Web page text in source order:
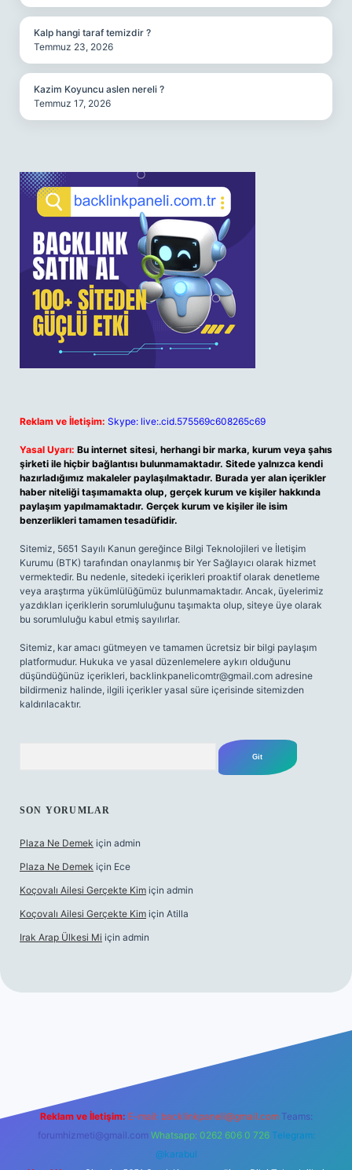
Kalp hangi taraf temizdir ?
Temmuz 23, 2026
Kazim Koyuncu aslen nereli ?
Temmuz 17, 2026
Reklam ve İletişim: Skype: live:.cid.575569c608265c69
Yasal Uyarı: Bu internet sitesi, herhangi bir marka, kurum veya şahıs
şirketi ile hiçbir bağlantısı bulunmamaktadır. Sitede yalnızca kendi
hazırladığımız makaleler paylaşılmaktadır. Burada yer alan içerikler
haber niteliği taşımamakta olup, gerçek kurum ve kişiler hakkında
paylaşım yapılmamaktadır. Gerçek kurum ve kişiler ile isim
benzerlikleri tamamen tesadüfidir.
Sitemiz, 5651 Sayılı Kanun gereğince Bilgi Teknolojileri ve İletişim
Kurumu (BTK) tarafından onaylanmış bir Yer Sağlayıcı olarak hizmet
vermektedir. Bu nedenle, sitedeki içerikleri proaktif olarak denetleme
veya araştırma yükümlülüğümüz bulunmamaktadır. Ancak, üyelerimiz
yazdıkları içeriklerin sorumluluğunu taşımakta olup, siteye üye olarak
bu sorumluluğu kabul etmiş sayılırlar.
Sitemiz, kar amacı gütmeyen ve tamamen ücretsiz bir bilgi paylaşım
platformudur. Hukuka ve yasal düzenlemelere aykırı olduğunu
düşündüğünüz içerikleri, backlinkpanelicomtr@gmail.com adresine
bildirmeniz halinde, ilgili içerikler yasal süre içerisinde sitemizden
kaldırılacaktır.
SON YORUMLAR
Plaza Ne Demek için admin
Plaza Ne Demek için Ece
Koçovalı Ailesi Gerçekte Kim için admin
Koçovalı Ailesi Gerçekte Kim için Atilla
Irak Arap Ülkesi Mi için admin
Reklam ve İletişim: E-mail: backlinkpaneli@gmail.com Teams:
forumhizmeti@gmail.com Whatsapp: 0262 606 0 726 Telegram:
@karabul